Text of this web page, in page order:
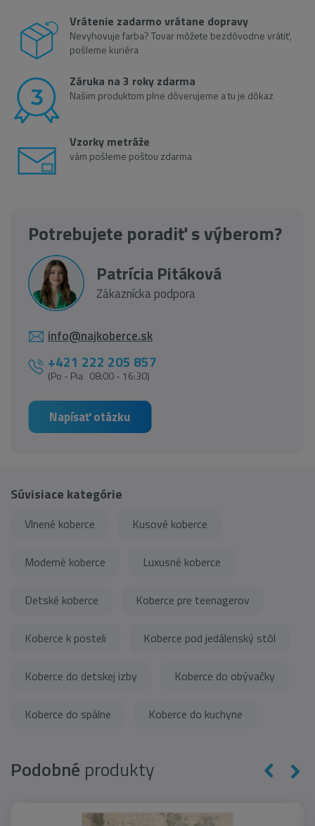
Vrátenie zadarmo vrátane dopravy
Nevyhovuje farba? Tovar môžete bezdôvodne vrátiť,
pošleme kuriéra
Záruka na 3 roky zdarma
Našim produktom plne dôverujeme a tu je dôkaz
Vzorky metráže
vám pošleme poštou zdarma
Potrebujete poradiť s výberom?
Patrícia Pitáková
Zákaznícka podpora
info@najkoberce.sk
+421 222 205 857
(Po - Pia 08:00 - 16:30)
Napísať otázku
Súvisiace kategórie
Vlnené koberce Kusové koberce
Moderné koberce Luxusné koberce
Detské koberce Koberce pre teenagerov
Koberce k posteli Koberce pod jedálenský stôl
Koberce do detskej izby Koberce do obývačky
Koberce do spálne Koberce do kuchyne
Podobné produkty